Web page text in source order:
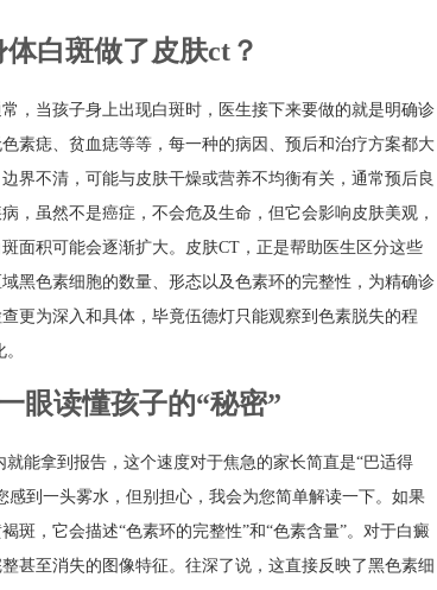
白斑做了皮肤ct？
，当孩子身上出现白斑时，医生接下来要做的就是明确诊
素痣、贫血痣等等，每一种的病因、预后和治疗方案都大
界不清，可能与皮肤干燥或营养不均衡有关，通常预后良
，虽然不是癌症，不会危及生命，但它会影响皮肤美观，
面积可能会逐渐扩大。皮肤CT，正是帮助医生区分这些
黑色素细胞的数量、形态以及色素环的完整性，为精确诊
更为深入和具体，毕竟伍德灯只能观察到色素脱失的程
眼读懂孩子的“秘密”
能拿到报告，这个速度对于焦急的家长简直是“巴适得
到一头雾水，但别担心，我会为您简单解读一下。如果
斑，它会描述“色素环的完整性”和“色素含量”。对于白癜
甚至消失的图像特征。往深了说，这直接反映了黑色素细